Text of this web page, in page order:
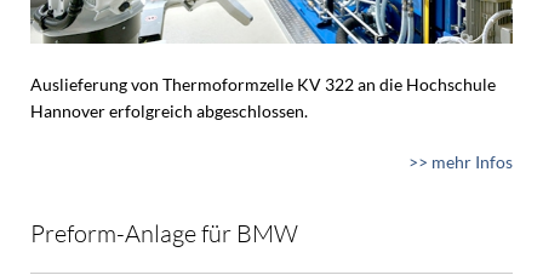
Auslieferung von Thermoformzelle KV 322 an die Hochschule
Hannover erfolgreich abgeschlossen.
>> mehr Infos
Preform-Anlage für BMW